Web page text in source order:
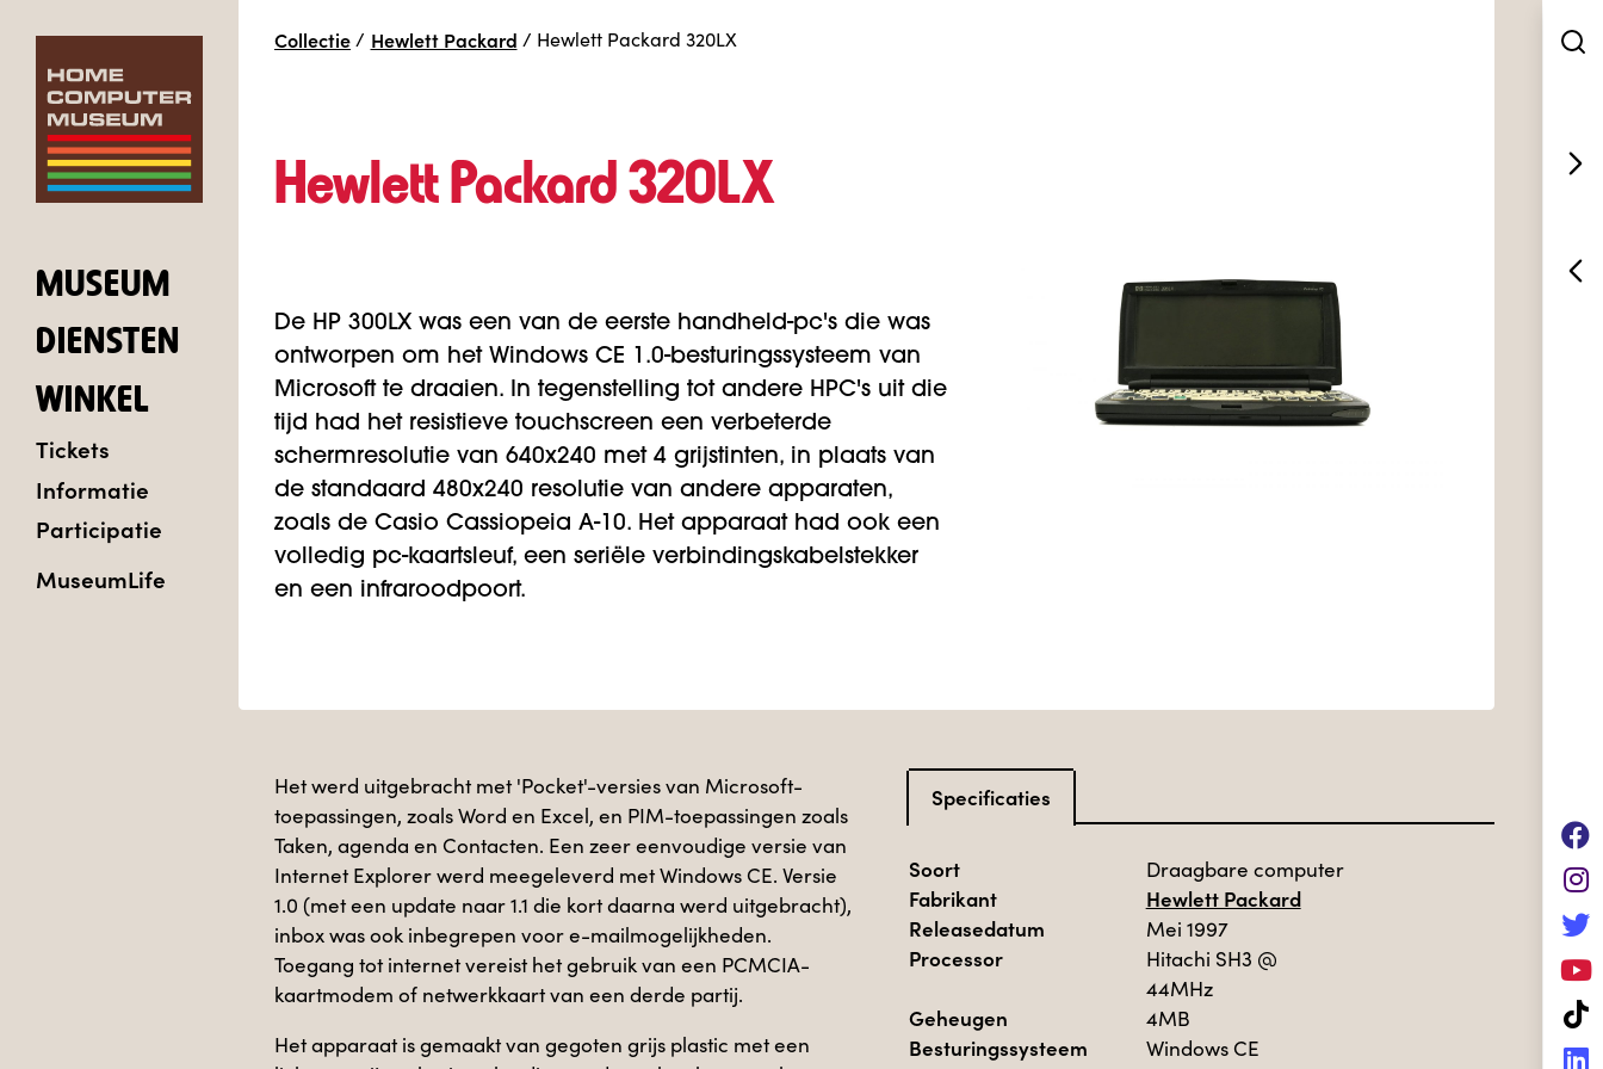
MUSEUM
DIENSTEN
WINKEL
Tickets
Informatie
Participatie
MuseumLife
Collectie / Hewlett Packard / Hewlett Packard 320LX
Hewlett Packard 320LX
De HP 300LX was een van de eerste handheld-pc's die was
ontworpen om het Windows CE 1.0-besturingssysteem van
Microsoft te draaien. In tegenstelling tot andere HPC's uit die
tijd had het resistieve touchscreen een verbeterde
schermresolutie van 640x240 met 4 grijstinten, in plaats van
de standaard 480x240 resolutie van andere apparaten,
zoals de Casio Cassiopeia A-10. Het apparaat had ook een
volledig pc-kaartsleuf, een seriële verbindingskabelstekker
en een infraroodpoort.
Het werd uitgebracht met 'Pocket'-versies van Microsoft-
toepassingen, zoals Word en Excel, en PIM-toepassingen zoals
Taken, agenda en Contacten. Een zeer eenvoudige versie van
Internet Explorer werd meegeleverd met Windows CE. Versie
1.0 (met een update naar 1.1 die kort daarna werd uitgebracht),
inbox was ook inbegrepen voor e-mailmogelijkheden.
Toegang tot internet vereist het gebruik van een PCMCIA-
kaartmodem of netwerkkaart van een derde partij.
Het apparaat is gemaakt van gegoten grijs plastic met een
Specificaties
Soort Draagbare computer
Fabrikant
Hewlett Packard
Releasedatum
Mei 1997
Processor Hitachi SH3 @
44MHz
Geheugen 4MB
Besturingssysteem Windows CE